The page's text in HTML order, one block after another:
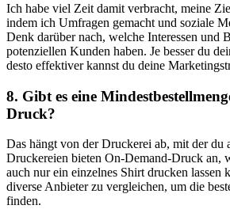
Ich habe viel Zeit damit verbracht, meine
indem ich Umfragen gemacht und soziale
Denk darüber nach, welche Interessen und
potenziellen Kunden haben. Je besser ⁣du
desto effektiver​ kannst du⁢ deine
8. Gibt es eine
Druck?
Das‌ hängt von ‌der Druckerei ab, mit der du‍
Druckereien bieten On-Demand-Druck an,
auch nur ein einzelnes Shirt drucken lassen
diverse Anbieter zu vergleichen, um ⁢die
⁣finden.